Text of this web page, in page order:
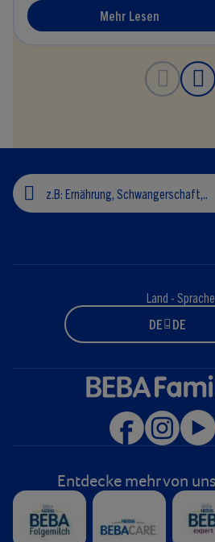
Mehr Lesen
Land - Sprache
DE - DE
Entdecke mehr von